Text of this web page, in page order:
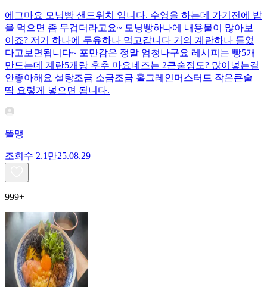
에그마요 모닝빵 샌드위치 입니다. 수영을 하는데 가기전에 밥
을 먹으면 좀 무겁더라고요~ 모닝빵하나에 내용물이 많아보
이죠? 저거 하나에 두유하나 먹고갑니다 거의 계란하나 들었
다고보면됩니다~ 포만감은 정말 엄청나구요 레시피는 빵5개
만드는데 계란5개랑 후추 마요네즈는 2큰술정도? 많이넣는걸
안좋아해요 설탕조금 소금조금 홀그레인머스터드 작은큰술
딱 요렇게 넣으면 됩니다.
똘맹
조회수 2.1만25.08.29
999+